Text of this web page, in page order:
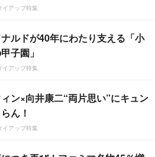
イアップ特集
ルドが40年にわたり支える「小
子園」
イアップ特集
ン×向井康二“両片思い”にキュン
ん！
イアップ特集